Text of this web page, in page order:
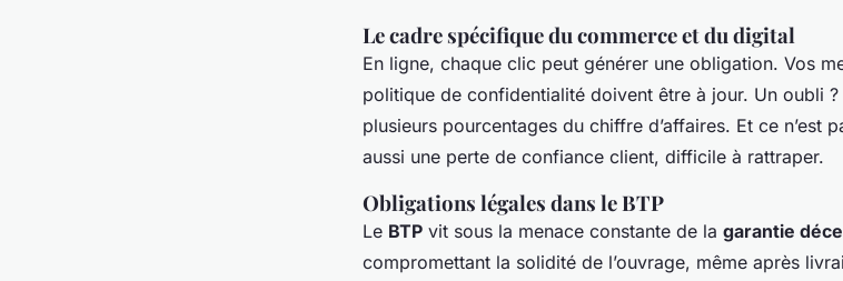
Le cadre spécifique du commerce et du digital
En ligne, chaque clic peut générer une obligation. Vos
politique de confidentialité doivent être à jour. Un oubli
plusieurs pourcentages du chiffre d’affaires. Et ce n’est
aussi une perte de confiance client, difficile à rattraper.
Obligations légales dans le BTP
Le BTP vit sous la menace constante de la garantie
compromettant la solidité de l’ouvrage, même après